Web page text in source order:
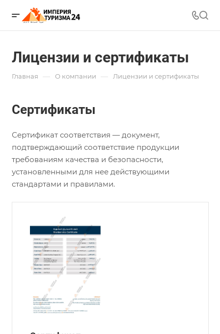
Лицензии и сертификаты
Главная — О компании — Лицензии и сертификаты
Сертификаты
Сертификат соответствия — документ,
подтверждающий соответствие продукции
требованиям качества и безопасности,
установленными для нее действующими
стандартами и правилами.